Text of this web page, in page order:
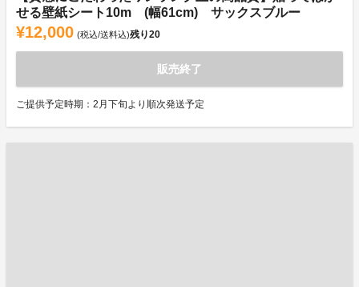
せる壁紙シート10m (幅61cm) サックスブルー
¥12,000 (税込/送料込)残り20
販売終了
ご提供予定時期：2月下旬より順次発送予定